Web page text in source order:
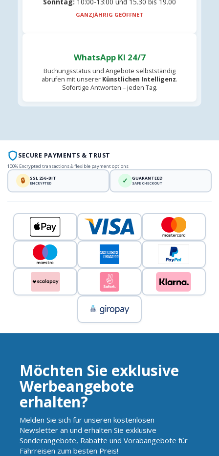
GANZJÄHRIG GEÖFFNET
WhatsApp KI 24/7
Buchungsstatus und Angebote selbstständig
abrufen mit unserer Künstlichen Intelligenz.
Sofortige Antworten – jeden Tag.
SECURE PAYMENTS & TRUST
100% Encrypted transactions & flexible payment options
🔒 SSL 256-BIT
ENCRYPTED ✓ GUARANTEED
SAFE CHECKOUT
Möchten Sie exklusive
Werbeangebote
erhalten?
Melden Sie sich für unseren kostenlosen
Newsletter an und erhalten Sie exklusive
Sonderangebote, Rabatte und Vorabangebote für
Fährreisen zum besten Preis!